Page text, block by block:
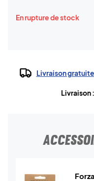
En rupture de stock
Livraison gratuite
Livraison